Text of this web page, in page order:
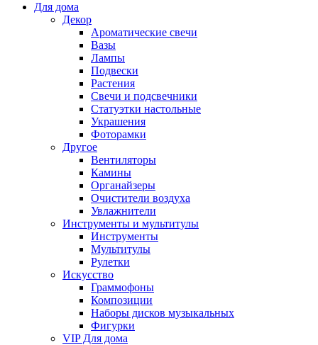
Для дома
Декор
Ароматические свечи
Вазы
Лампы
Подвески
Растения
Свечи и подсвечники
Статуэтки настольные
Украшения
Фоторамки
Другое
Вентиляторы
Камины
Органайзеры
Очистители воздуха
Увлажнители
Инструменты и мультитулы
Инструменты
Мультитулы
Рулетки
Искусство
Граммофоны
Композиции
Наборы дисков музыкальных
Фигурки
VIP Для дома